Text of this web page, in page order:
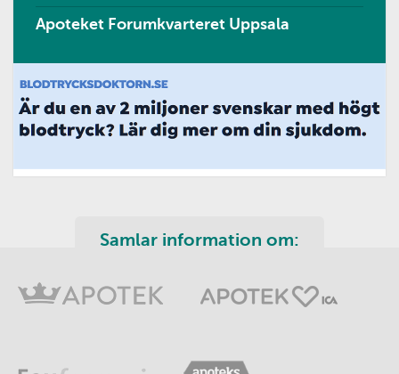
Apoteket Forumkvarteret Uppsala
Samlar information om: